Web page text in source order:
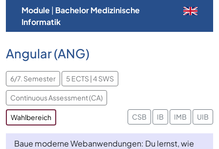
Module| Bachelor Medizinische
Informatik
Angular (ANG)
6/7. Semester 5 ECTS | 4 SWS
Continuous Assessment (CA)
Wahlbereich CSB IB IMB UIB
Baue moderne Webanwendungen: Du lernst, wie